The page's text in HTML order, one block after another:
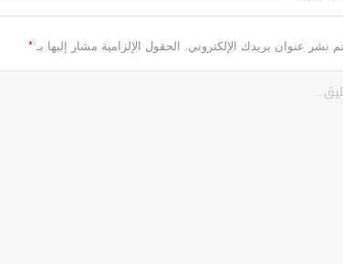
نشر عنوان بريدك الإلكتروني. الحقول الإلزامية مشار إليها بـ*